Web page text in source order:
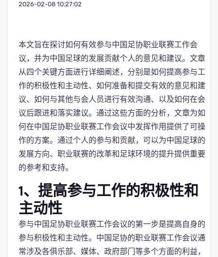
2026-02-08 10:27:02
本文旨在探讨如何有效参与中国足协职业联赛工作会
议，并为中国足球的发展贡献个人的意见和建议。文章
从四个关键方面进行详细阐述，分别是如何提高参与工
作的积极性和主动性、如何准备和提交有效的意见和建
议、如何与其他与会人员进行有效沟通、以及如何在会
议后跟进和落实建议。通过这些方面的分析，文章为如
何在中国足协职业联赛工作会议中发挥作用提供了可操
作的方案。通过个人的参与和贡献，可以为中国足球的
发展方向、职业联赛的改革和足球环境的提升提供重要
的参考和支持。
1、提高参与工作的积极性和
主动性
参与中国足协职业联赛工作会议的第一步是提高自身的
参与积极性和主动性。中国足协的职业联赛工作会议通
常涉及各俱乐部、媒体、政府部门等多个方面的利益，